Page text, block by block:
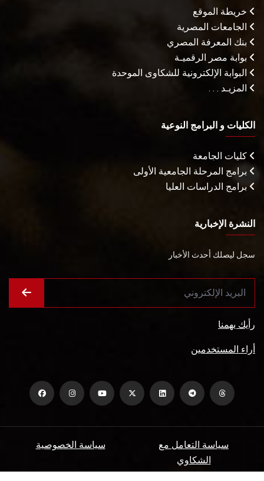
خريطة الموقع
الجامعات المصرية
بنك المعرفة المصري
بوابة مصر الرقميـة
البوابة الإلكترونية للشكاوى الموحدة
المزيـد . . .
الكليات و البرامج النوعية
كليات الجامعة
برامج المرحلة الجامعية الأولى
برامج الدراسات العليا
النشرة الإخبارية
سجل ليصلك أحدث الأخبار
رأيك يهمنا
أراء المستخدمين
سياسة الخصوصية
سياسة التعامل مع
الشكاوي